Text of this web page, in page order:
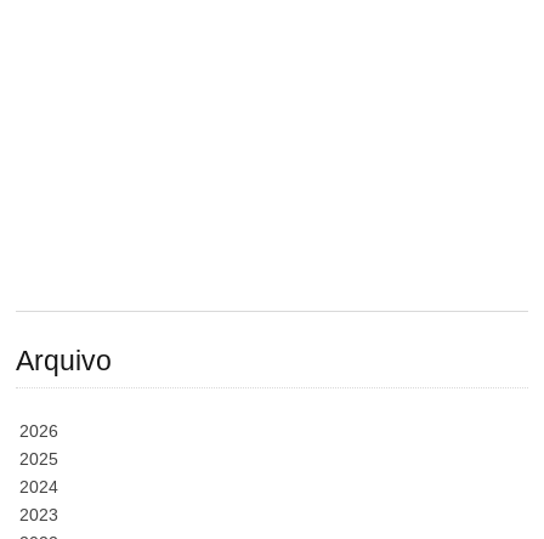
Arquivo
2026
2025
2024
2023